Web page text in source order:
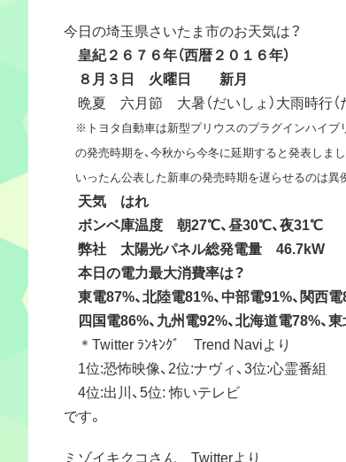
今日の埼玉県さいたま市のお天気は？
皇紀２６７６年（西暦２０１６年）
８月３日 火曜日 新月
晩夏 六月節 大暑（だいしょ）大雨時行（
※トヨタ自動車は新型プリウスのプラグインハイブリ
の発売時期を、今秋から今冬に延期すると発表しまし
いったん公表した新車の発売時期を遅らせるのは異
天気 はれ
ボンベ庫温度 朝27℃、昼30℃、夜31℃
弊社 太陽光パネル総発電量 46.7kW
本日の電力最大消費率は？
東電87%、北陸電81%、中部電91%、関西
四国電86%、九州電92%、北海道電78%、
＊Twitter ﾗﾝｷﾝｸﾞ Trend Naviより
1位:恐怖映像、2位:ナヴィ、3位:心霊番組
4位:出川、5位: 怖いテレビ
です。
ミゾイキクコさん Twitterより